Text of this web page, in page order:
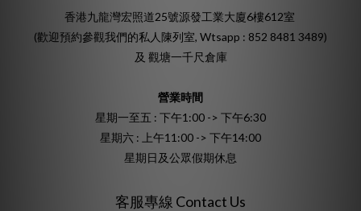
香港九龍灣宏照道25號源發工業大廈6樓612室
(歡迎預約參觀我們的私人陳列室, Wtsapp : 852 8481 3489)
及 觀塘一千尺倉庫
營業時間
星期一至五 : 下午1:00 -> 下午6:30
星期六 : 上午11:00 -> 下午14:00
星期日及公眾假期休息
客服專線 Contact Us